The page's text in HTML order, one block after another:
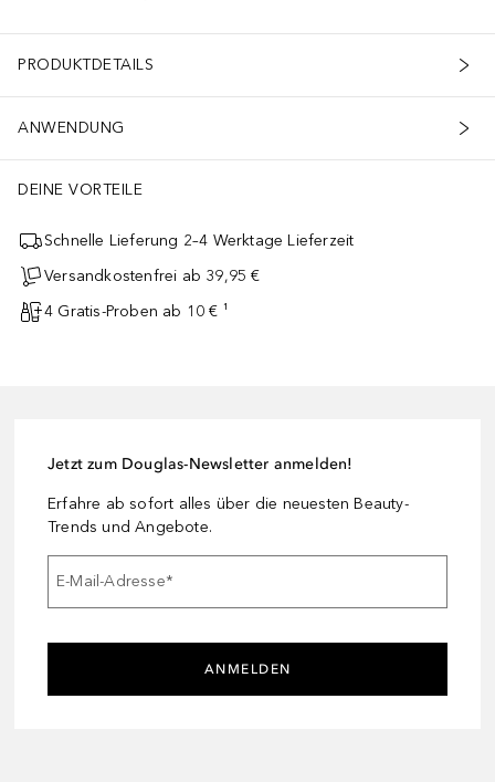
PRODUKTDETAILS
ANWENDUNG
DEINE VORTEILE
Schnelle Lieferung 2–4 Werktage Lieferzeit
Versandkostenfrei ab 39,95 €
4 Gratis-Proben ab 10 € ¹
Jetzt zum Douglas-Newsletter anmelden!
Erfahre ab sofort alles über die neuesten Beauty-
Trends und Angebote.
E-Mail-Adresse*
ANMELDEN